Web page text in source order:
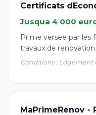
Certificats
Jusqua 4 000
Prime versee par les
travaux de
Conditions : Logement
MaPrimeRenov -